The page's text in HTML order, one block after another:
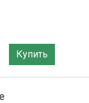
Купить